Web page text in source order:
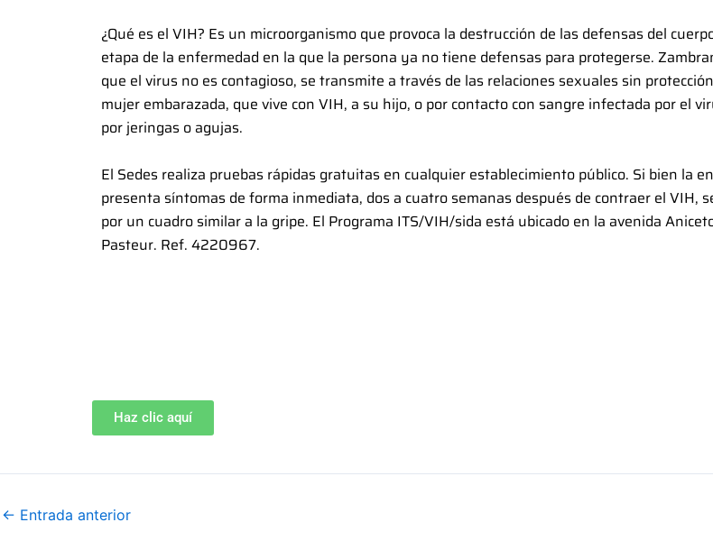
¿Qué es el VIH? Es un microorganismo que provoca la destrucción de las defensas del
etapa de la enfermedad en la que la persona ya no tiene defensas para protegerse.
que el virus no es contagioso, se transmite a través de las relaciones sexuales sin
mujer embarazada, que vive con VIH, a su hijo, o por contacto con sangre infectada por el
por jeringas o agujas.
El Sedes realiza pruebas rápidas gratuitas en cualquier establecimiento público. Si bien la
presenta síntomas de forma inmediata, dos a cuatro semanas después de contraer el VIH,
por un cuadro similar a la gripe. El Programa ITS/VIH/sida está ubicado en la avenida
Pasteur. Ref. 4220967.
Haz clic aquí
← Entrada anterior